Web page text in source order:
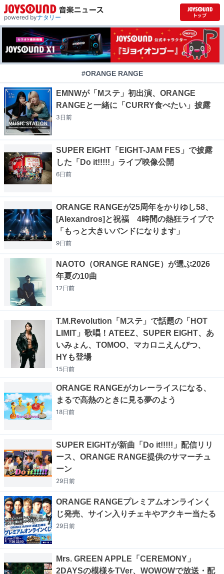
powered byナタリー
#ORANGE RANGE
EMNWが「Mステ」初出演、ORANGE
RANGEと一緒に「CURRY食べたい」披露
3日前
SUPER EIGHT「EIGHT-JAM FES」で披露
した「Do it!!!!!」ライブ映像公開
6日前
ORANGE RANGEが25周年をかりゆし58、
[Alexandros]と祝福 4時間の熱狂ライブで
「もっと大きいバンドになります」
9日前
NAOTO（ORANGE RANGE）が選ぶ2026
年夏の10曲
12日前
T.M.Revolution「Mステ」で話題の「HOT
LIMIT」歌唱！ATEEZ、SUPER EIGHT、あ
いみょん、TOMOO、マカロニえんぴつ、
HYも登場
15日前
ORANGE RANGEがカレーライスになる、
まるで高熱のときに見る夢のよう
18日前
SUPER EIGHTが新曲「Do it!!!!!」配信リリ
ース、ORANGE RANGE提供のサマーチュ
ーン
29日前
ORANGE RANGEプレミアムオンラインく
じ発売、サイン入りチェキやアクキー当たる
29日前
Mrs. GREEN APPLE「CEREMONY」
2DAYSの模様をTVer、WOWOWで放送・配